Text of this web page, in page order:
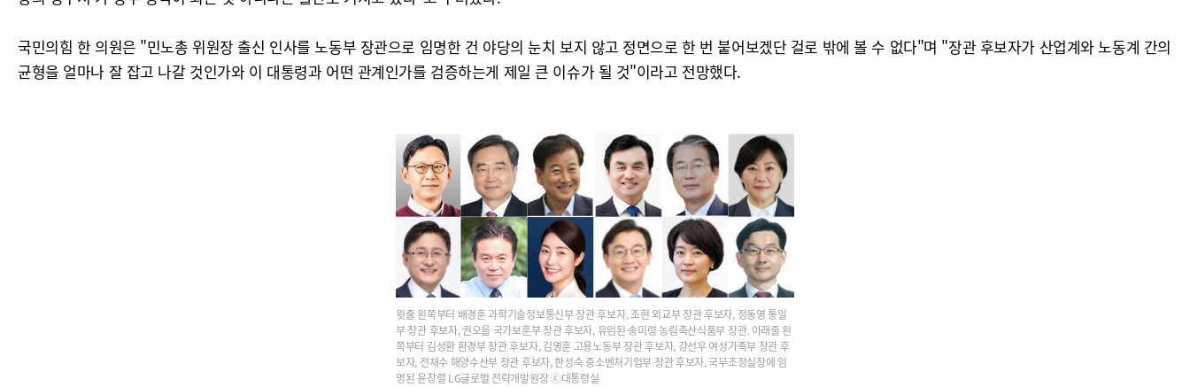
국민의힘 한 의원은 "민노총 위원장 출신 인사를 노동부 장관으로 임명한 건 야당의 눈치 보지 않고 정면으로 한 번 붙어보겠단 걸로 밖에 볼 수 없다"며 "장관 후보자가 산업계와 노동계 간의
균형을 얼마나 잘 잡고 나갈 것인가와 이 대통령과 어떤 관계인가를 검증하는게 제일 큰 이슈가 될 것"이라고 전망했다.
윗줄 왼쪽부터 배경훈 과학기술정보통신부 장관 후보자, 조현 외교부 장관 후보자, 정동영 통일
부 장관 후보자, 권오을 국가보훈부 장관 후보자, 유임된 송미령 농림축산식품부 장관. 아래줄 왼
쪽부터 김성환 환경부 장관 후보자, 김영훈 고용노동부 장관 후보자, 강선우 여성가족부 장관 후
보자, 전재수 해양수산부 장관 후보자, 한성숙 중소벤처기업부 장관 후보자, 국무조정실장에 임
명된 윤창렬 LG글로벌 전략개발원장 ⓒ대통령실